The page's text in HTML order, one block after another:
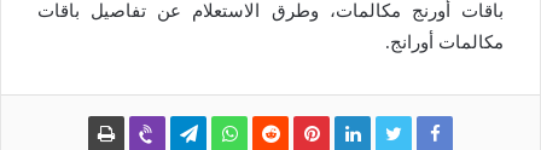
باقات أورنج مكالمات، وطرق الاستعلام عن تفاصيل باقات
مكالمات أورانج.